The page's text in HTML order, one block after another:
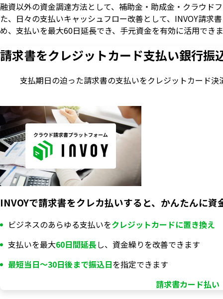
融資以外の資金調達方法として、補助金・助成金・クラウド
た、日々の支払いキャッシュフロー改善として、INVOY請求
め、支払いを最大60日延長でき、手元資金を有効に活用でき
請求書をクレジットカード支払い銀行振
支払期日の迫った請求書の支払いをクレジットカード決
INVOYで請求書をクレカ払いすると、かんたんに資
ビジネスのあらゆる支払いをクレジットカードに置き換え
支払いを最大60日間延長し、資金繰りを改善できます
最短当日〜30日後まで振込日を指定できます
請求書カード払い